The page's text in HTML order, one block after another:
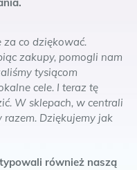
za co dziękować.
zakupy, pomogli nam
tysiącom
cele. I teraz tę
W sklepach, w centrali
Dziękujemy jak
również naszą